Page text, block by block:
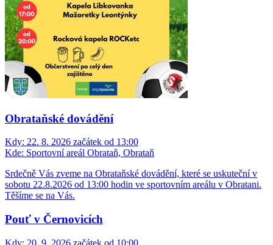
Obrataňské dovádění
Kdy: 22. 8. 2026 začátek od 13:00
Kde: Sportovní areál Obrataň, Obrataň
Srdečně Vás zveme na Obrataňské dovádění, které se uskuteční v
sobotu 22.8.2026 od 13:00 hodin ve sportovním areálu v Obratani.
Těšíme se na Vás.
Pouť v Černovicích
Kdy: 20. 9. 2026 začátek od 10:00